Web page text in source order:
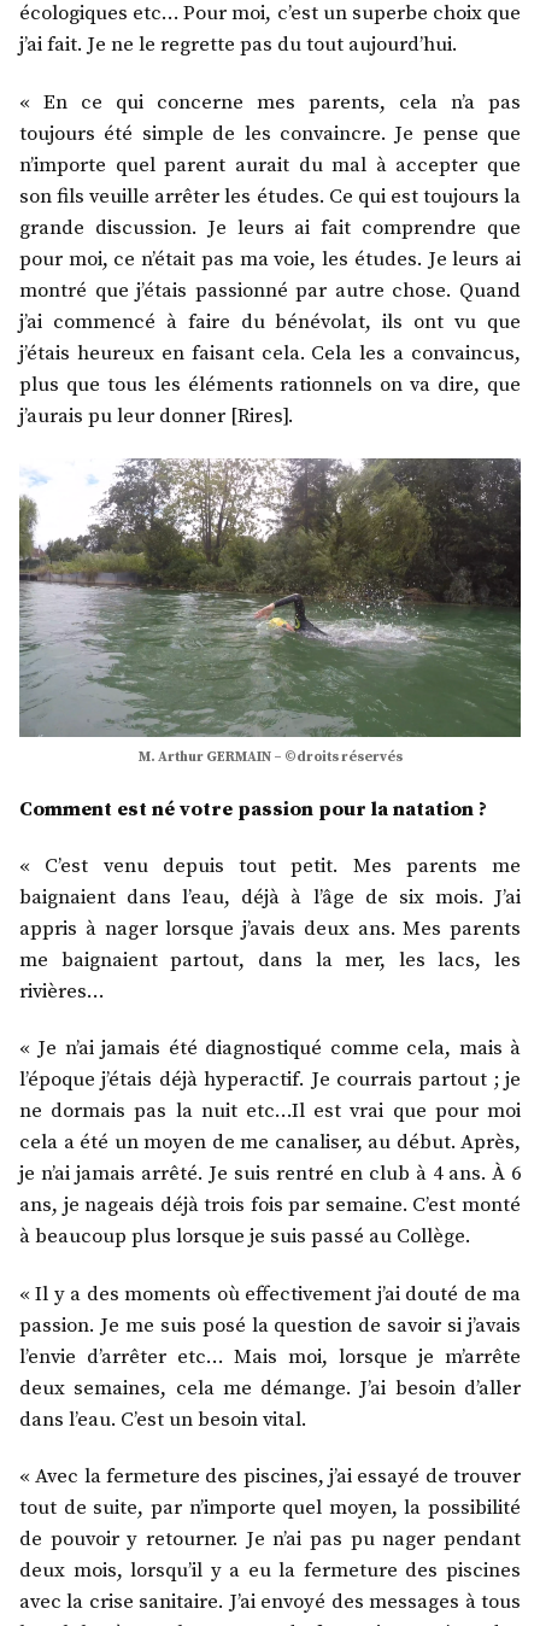
écologiques etc… Pour moi, c’est un superbe choix que
j’ai fait. Je ne le regrette pas du tout aujourd’hui.
« En ce qui concerne mes parents, cela n’a pas
toujours été simple de les convaincre. Je pense que
n’importe quel parent aurait du mal à accepter que
son fils veuille arrêter les études. Ce qui est toujours la
grande discussion. Je leurs ai fait comprendre que
pour moi, ce n’était pas ma voie, les études. Je leurs ai
montré que j’étais passionné par autre chose. Quand
j’ai commencé à faire du bénévolat, ils ont vu que
j’étais heureux en faisant cela. Cela les a convaincus,
plus que tous les éléments rationnels on va dire, que
j’aurais pu leur donner [Rires].
M. Arthur GERMAIN – ©droits réservés
Comment est né votre passion pour la natation ?
« C’est venu depuis tout petit. Mes parents me
baignaient dans l’eau, déjà à l’âge de six mois. J’ai
appris à nager lorsque j’avais deux ans. Mes parents
me baignaient partout, dans la mer, les lacs, les
rivières…
« Je n’ai jamais été diagnostiqué comme cela, mais à
l’époque j’étais déjà hyperactif. Je courrais partout ; je
ne dormais pas la nuit etc…Il est vrai que pour moi
cela a été un moyen de me canaliser, au début. Après,
je n’ai jamais arrêté. Je suis rentré en club à 4 ans. À 6
ans, je nageais déjà trois fois par semaine. C’est monté
à beaucoup plus lorsque je suis passé au Collège.
« Il y a des moments où effectivement j’ai douté de ma
passion. Je me suis posé la question de savoir si j’avais
l’envie d’arrêter etc… Mais moi, lorsque je m’arrête
deux semaines, cela me démange. J’ai besoin d’aller
dans l’eau. C’est un besoin vital.
« Avec la fermeture des piscines, j’ai essayé de trouver
tout de suite, par n’importe quel moyen, la possibilité
de pouvoir y retourner. Je n’ai pas pu nager pendant
deux mois, lorsqu’il y a eu la fermeture des piscines
avec la crise sanitaire. J’ai envoyé des messages à tous